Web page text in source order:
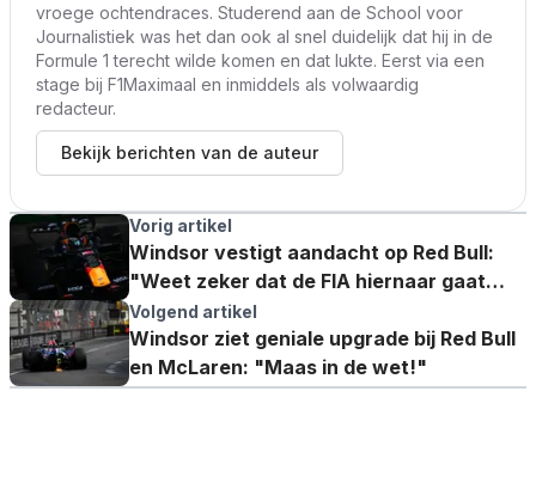
vroege ochtendraces. Studerend aan de School voor
Journalistiek was het dan ook al snel duidelijk dat hij in de
Formule 1 terecht wilde komen en dat lukte. Eerst via een
stage bij F1Maximaal en inmiddels als volwaardig
redacteur.
Bekijk berichten van de auteur
Vorig artikel
Windsor vestigt aandacht op Red Bull:
"Weet zeker dat de FIA hiernaar gaat
kijken"
Volgend artikel
Windsor ziet geniale upgrade bij Red Bull
en McLaren: "Maas in de wet!"